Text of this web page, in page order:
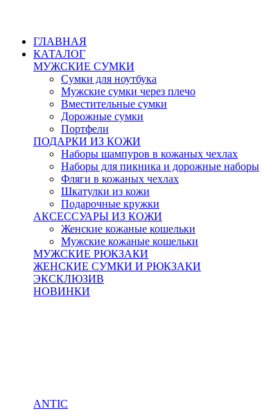
ГЛАВНАЯ
КАТАЛОГ
МУЖСКИЕ СУМКИ
Сумки для ноутбука
Мужские сумки через плечо
Вместительные сумки
Дорожные сумки
Портфели
ПОДАРКИ ИЗ КОЖИ
Наборы шампуров в кожаных чехлах
Наборы для пикника и дорожные наборы
Фляги в кожаных чехлах
Шкатулки из кожи
Подарочные кружки
АКСЕССУАРЫ ИЗ КОЖИ
Женские кожаные кошельки
Мужские кожаные кошельки
МУЖСКИЕ РЮКЗАКИ
ЖЕНСКИЕ СУМКИ И РЮКЗАКИ
ЭКСКЛЮЗИВ
НОВИНКИ
ANTIC